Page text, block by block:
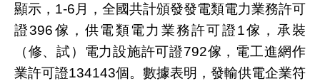
顯示，1-6月，全國共計頒發發電類電力業務許可
證396傢，供電類電力業務許可證1傢，承裝
（修、試）電力設施許可證792傢，電工進網作
業許可證134143個。數據表明，發輸供電企業符